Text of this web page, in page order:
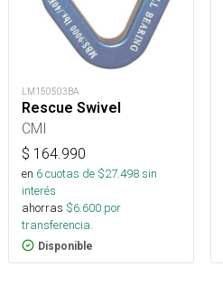
LM150503BA
Rescue Swivel
CMI
$ 164.990
en 6cuotas de $27.498sin
interés
ahorras $6.600 por
transferencia.
Disponible